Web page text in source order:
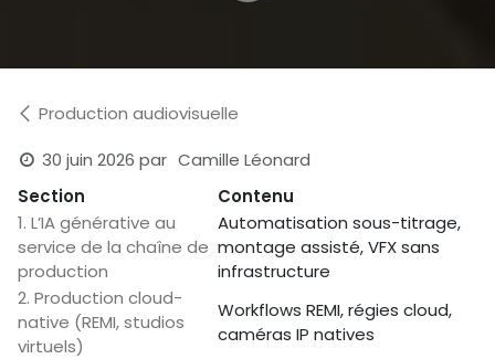
Production audiovisuelle
30 juin 2026 par Camille Léonard
Section
Contenu
1. L’IA générative au
service de la chaîne de
production
Automatisation sous-titrage,
montage assisté, VFX sans
infrastructure
2. Production cloud-
native (REMI, studios
virtuels)
Workflows REMI, régies cloud,
caméras IP natives